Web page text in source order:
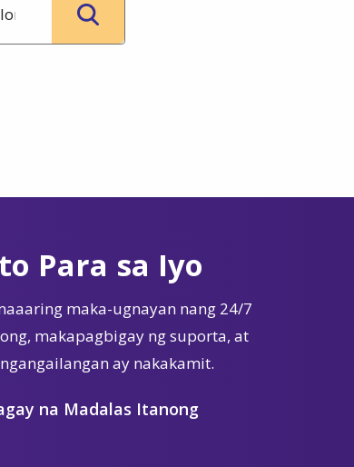
Para sa Iyo
maka-ugnayan nang 24/7
makapagbigay ng suporta, at
ay nakakamit.
na Madalas Itanong